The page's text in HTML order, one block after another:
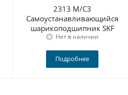
2313 M/C3
Самоустанавливающийся
шарикоподшипник SKF
Нет в наличии
Подробнее